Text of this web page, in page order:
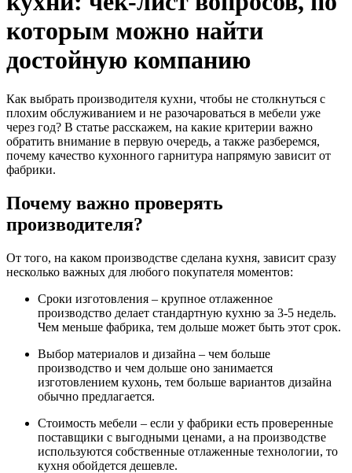
которым можно найти
достойную компанию
Как выбрать производителя кухни, чтобы не столкнуться с
плохим обслуживанием и не разочароваться в мебели уже
через год? В статье расскажем, на какие критерии важно
обратить внимание в первую очередь, а также разберемся,
почему качество кухонного гарнитура напрямую зависит от
фабрики.
Почему важно проверять
производителя?
От того, на каком производстве сделана кухня, зависит сразу
несколько важных для любого покупателя моментов:
Сроки изготовления – крупное отлаженное
производство делает стандартную кухню за 3-5 недель.
Чем меньше фабрика, тем дольше может быть этот срок.
Выбор материалов и дизайна – чем больше
производство и чем дольше оно занимается
изготовлением кухонь, тем больше вариантов дизайна
обычно предлагается.
Стоимость мебели – если у фабрики есть проверенные
поставщики с выгодными ценами, а на производстве
используются собственные отлаженные технологии, то
кухня обойдется дешевле.